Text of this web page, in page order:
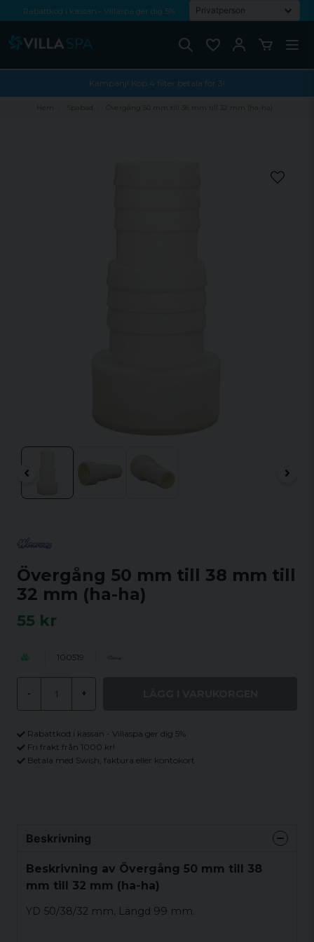
Rabattkod i kassan - Villaspa ger dig 5%
Kampanj! Köp 4 filter betala för 3!
Hem Spabad Övergång 50 mm till 38 mm till 32 mm (ha-ha)
Övergång 50 mm till 38 mm till
32 mm (ha-ha)
55 kr
100519
- +
Rabattkod i kassan - Villaspa ger dig 5%
Fri frakt från 1000 kr!
Betala med Swish, faktura eller kontokort
Beskrivning
Beskrivning av Övergång 50 mm till 38
mm till 32 mm (ha-ha)
YD 50/38/32 mm, Längd 99 mm.